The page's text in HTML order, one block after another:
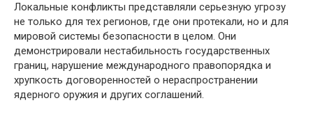
Локальные конфликты представляли серьезную угрозу
не только для тех регионов, где они протекали, но и для
мировой системы безопасности в целом. Они
демонстрировали нестабильность государственных
границ, нарушение международного правопорядка и
хрупкость договоренностей о нераспространении
ядерного оружия и других соглашений.